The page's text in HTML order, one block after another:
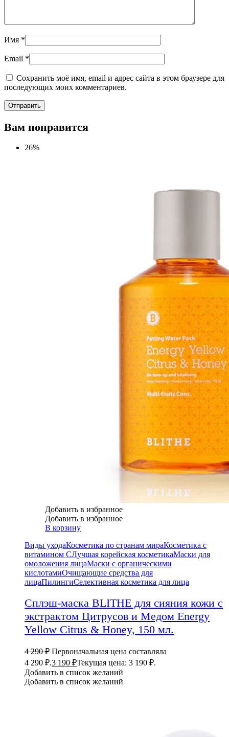
Имя *
Email *
Сохранить моё имя, email и адрес сайта в этом браузере для
последующих моих комментариев.
Вам понравится
26%
Добавить в избранное
Добавить в избранное
В корзину
Виды уходаКосметика по странам мираКосметика с
витамином СЛучшая корейская косметикаМаски для
омоложения лицаМаски с органическими
кислотамиОчищающие средства для
лицаПилингиСелективная косметика для лица
Сплэш-маска BLITHE для сияния кожи с
экстрактом Цитрусов и Медом Energy
Yellow Citrus & Honey, 150 мл.
4 290₽ Первоначальная цена составляла
4 290 ₽.3 190 ₽Текущая цена: 3 190 ₽.
Добавить в список желаний
Добавить в список желаний